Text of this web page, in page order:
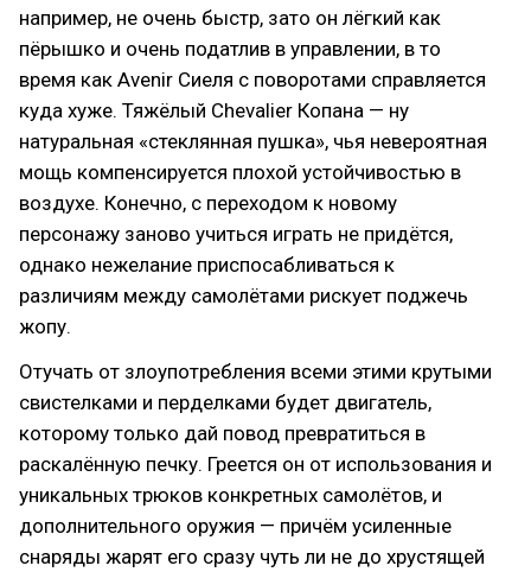
например, не очень быстр, зато он лёгкий как
пёрышко и очень податлив в управлении, в то
время как Avenir Сиеля с поворотами справляется
куда хуже. Тяжёлый Chevalier Копана — ну
натуральная «стеклянная пушка», чья невероятная
мощь компенсируется плохой устойчивостью в
воздухе. Конечно, с переходом к новому
персонажу заново учиться играть не придётся,
однако нежелание приспосабливаться к
различиям между самолётами рискует поджечь
жопу.
Отучать от злоупотребления всеми этими крутыми
свистелками и перделками будет двигатель,
которому только дай повод превратиться в
раскалённую печку. Греется он от использования и
уникальных трюков конкретных самолётов, и
дополнительного оружия — причём усиленные
снаряды жарят его сразу чуть ли не до хрустящей